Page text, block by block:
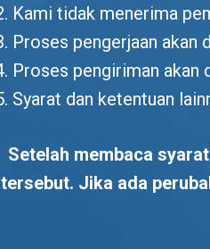
Kami tidak menerima
Proses pengerjaan akan
Proses pengiriman akan
Syarat dan ketentuan
Setelah membaca
tersebut. Jika ada